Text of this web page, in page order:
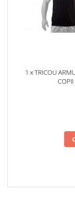
1 x TRICOU
COPII